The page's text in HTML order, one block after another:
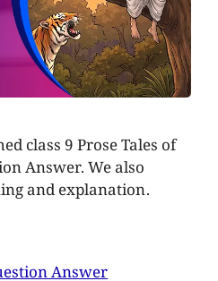
class 9 Prose Tales of
Answer. We also
and explanation.
Answer